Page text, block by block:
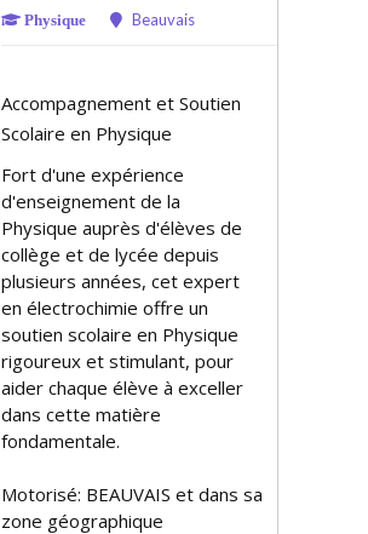
Physique Beauvais
Accompagnement et Soutien
Scolaire en Physique
Fort d'une expérience
d'enseignement de la
Physique auprès d'élèves de
collège et de lycée depuis
plusieurs années, cet expert
en électrochimie offre un
soutien scolaire en Physique
rigoureux et stimulant, pour
aider chaque élève à exceller
dans cette matière
fondamentale.
Motorisé: BEAUVAIS et dans sa
zone géographique